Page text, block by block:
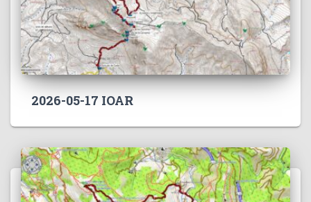
2026-05-17 IOAR